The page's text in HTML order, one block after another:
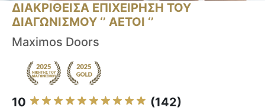
ΔΙΑΚΡΙΘΕΙΣΑ ΕΠΙΧΕΙΡΗΣΗ ΤΟΥ
ΔΙΑΓΩΝΙΣΜΟΥ ‘’ ΑΕΤΟΙ ‘’
Maximos Doors
10 (142)